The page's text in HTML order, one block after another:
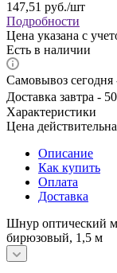
147,51 руб./шт
Подробности
Цена указана с
Есть в наличии
Самовывоз сегодня
Доставка завтра -
Характеристики
Цена
Описание
Как купить
Оплата
Доставка
Шнур оптический
бирюзовый, 1,5 м